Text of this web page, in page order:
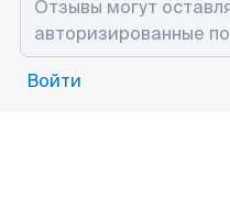
Войти